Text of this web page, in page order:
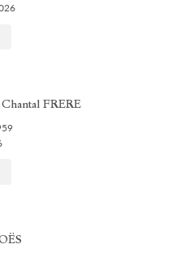
Chantal FRERE